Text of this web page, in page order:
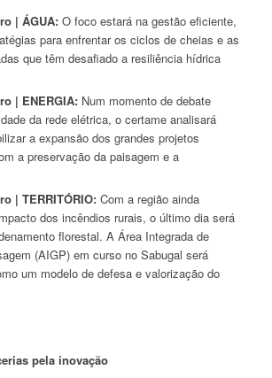
| ÁGUA:O foco estará na gestão eficiente,
para enfrentar os ciclos de cheias e as
que têm desafiado a resiliência hídrica
| ENERGIA:Num momento de debate
da rede elétrica, o certame analisará
a expansão dos grandes projetos
a preservação da paisagem e a
| TERRITÓRIO:Com a região ainda
dos incêndios rurais, o último dia será
florestal. A Área Integrada de
(AIGP) em curso no Sabugal será
um modelo de defesa e valorização do
pela inovação